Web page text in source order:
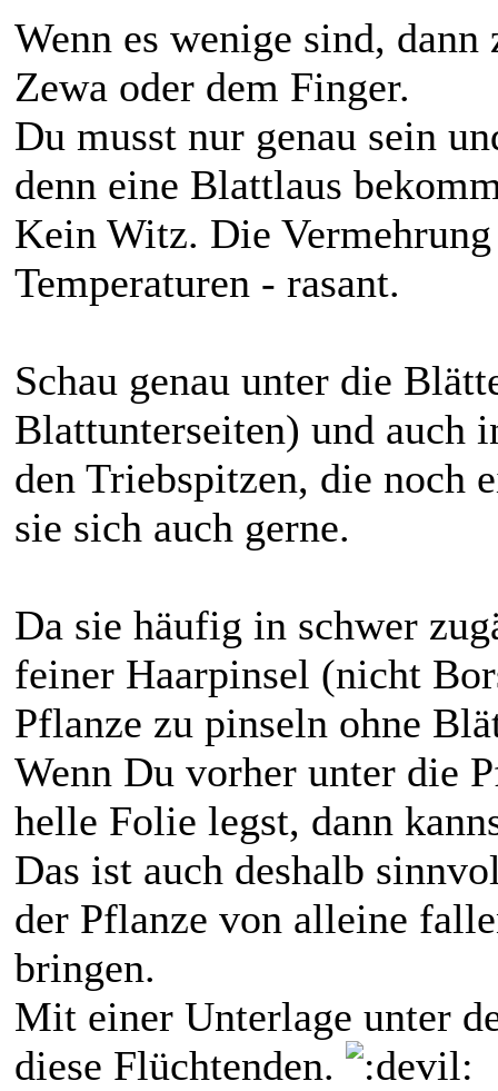
Wenn es wenige sind,
Zewa oder dem Finger.
Du musst nur genau sein
denn eine Blattlaus
Kein Witz. Die
Temperaturen - rasant.
Schau genau unter die
Blattunterseiten) und auch
den Triebspitzen, die noch
sie sich auch gerne.
Da sie häufig in schwer
feiner Haarpinsel (nicht
Pflanze zu pinseln ohne
Wenn Du vorher unter die
helle Folie legst, dann
Das ist auch deshalb
der Pflanze von alleine
bringen.
Mit einer Unterlage unter
diese Flüchtenden.